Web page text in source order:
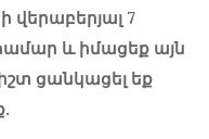
վերաբերյալ 7
և իմացեք այն
ցանկացել եք